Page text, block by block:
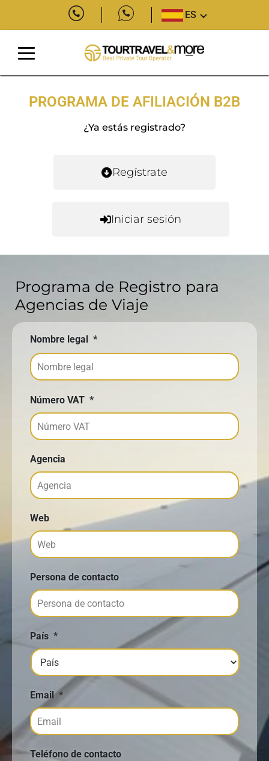
ES
PROGRAMA DE AFILIACIÓN B2B
¿Ya estás registrado?
Regístrate
Iniciar sesión
Programa de Registro para
Agencias de Viaje
Nombre legal *
Número VAT *
Agencia
Web
Persona de contacto
País *
Email *
Teléfono de contacto